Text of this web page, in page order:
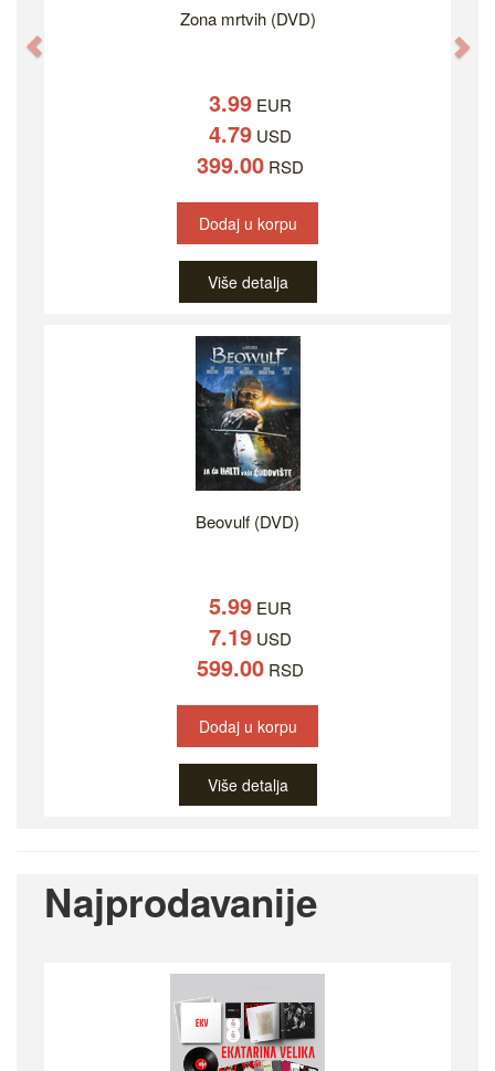
Zona mrtvih (DVD)
3.99 EUR
4.79 USD
399.00 RSD
Dodaj u korpu
Više detalja
Beovulf (DVD)
5.99 EUR
7.19 USD
599.00 RSD
Dodaj u korpu
Više detalja
Najprodavanije